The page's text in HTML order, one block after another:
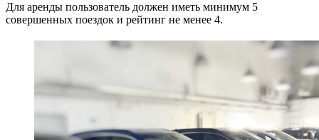
Для аренды пользователь должен иметь минимум 5
совершенных поездок и рейтинг не менее 4.